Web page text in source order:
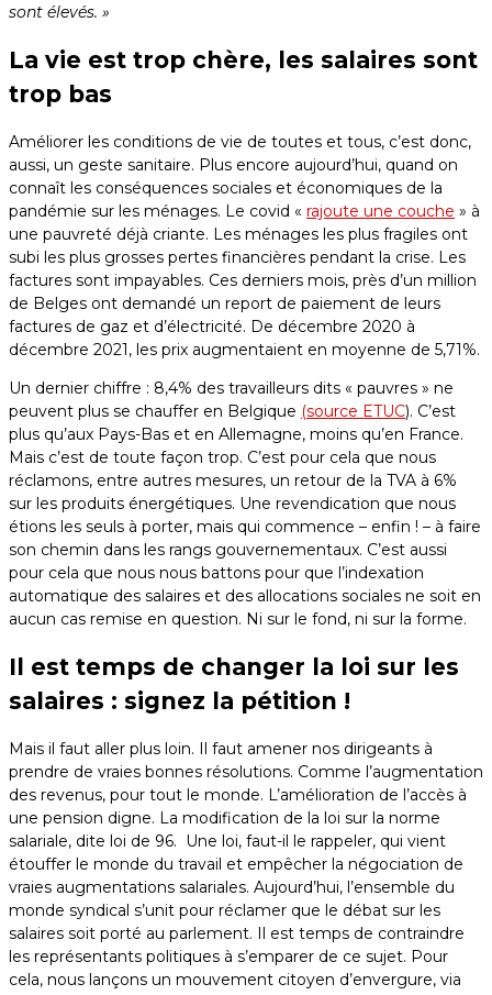
sont élevés. »
La vie est trop chère, les salaires sont
trop bas
Améliorer les conditions de vie de toutes et tous, c’est donc,
aussi, un geste sanitaire. Plus encore aujourd’hui, quand on
connaît les conséquences sociales et économiques de la
pandémie sur les ménages. Le covid « rajoute une couche » à
une pauvreté déjà criante. Les ménages les plus fragiles ont
subi les plus grosses pertes financières pendant la crise. Les
factures sont impayables. Ces derniers mois, près d’un million
de Belges ont demandé un report de paiement de leurs
factures de gaz et d’électricité. De décembre 2020 à
décembre 2021, les prix augmentaient en moyenne de 5,71%.
Un dernier chiffre : 8,4% des travailleurs dits « pauvres » ne
peuvent plus se chauffer en Belgique (source ETUC). C’est
plus qu’aux Pays-Bas et en Allemagne, moins qu’en France.
Mais c’est de toute façon trop. C’est pour cela que nous
réclamons, entre autres mesures, un retour de la TVA à 6%
sur les produits énergétiques. Une revendication que nous
étions les seuls à porter, mais qui commence – enfin ! – à faire
son chemin dans les rangs gouvernementaux. C’est aussi
pour cela que nous nous battons pour que l’indexation
automatique des salaires et des allocations sociales ne soit en
aucun cas remise en question. Ni sur le fond, ni sur la forme.
Il est temps de changer la loi sur les
salaires : signez la pétition !
Mais il faut aller plus loin. Il faut amener nos dirigeants à
prendre de vraies bonnes résolutions. Comme l’augmentation
des revenus, pour tout le monde. L’amélioration de l’accès à
une pension digne. La modification de la loi sur la norme
salariale, dite loi de 96. Une loi, faut-il le rappeler, qui vient
étouffer le monde du travail et empêcher la négociation de
vraies augmentations salariales. Aujourd’hui, l’ensemble du
monde syndical s’unit pour réclamer que le débat sur les
salaires soit porté au parlement. Il est temps de contraindre
les représentants politiques à s’emparer de ce sujet. Pour
cela, nous lançons un mouvement citoyen d’envergure, via